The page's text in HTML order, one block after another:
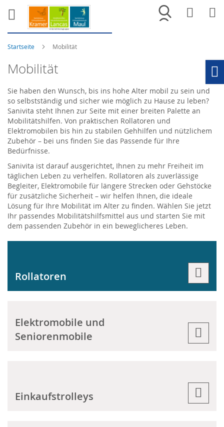
Merkliste
Startseite Mobilität
Mobilität
Sie haben den Wunsch, bis ins hohe Alter mobil zu sein und
so selbstständig und sicher wie möglich zu Hause zu leben?
Sanivita steht Ihnen zur Seite mit einer breiten Palette an
Mobilitätshilfen. Von praktischen Rollatoren und
Elektromobilen bis hin zu stabilen Gehhilfen und nützlichem
Zubehör – bei uns finden Sie das Passende für Ihre
Bedürfnisse.
Sanivita ist darauf ausgerichtet, Ihnen zu mehr Freiheit im
täglichen Leben zu verhelfen. Rollatoren als zuverlässige
Begleiter, Elektromobile für längere Strecken oder Gehstöcke
für zusätzliche Sicherheit – wir helfen Ihnen, die ideale
Lösung für Ihre Mobilität im Alter zu finden. Wählen Sie jetzt
Ihr passendes Mobilitätshilfsmittel aus und starten Sie mit
dem passenden Zubehör in ein beweglicheres Leben.
Rollatoren
Elektromobile und
Seniorenmobile
Einkaufstrolleys